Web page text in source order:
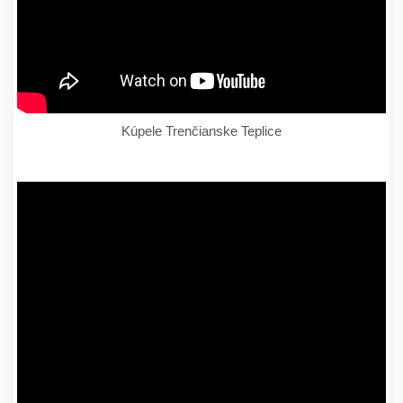
Kúpele Trenčianske Teplice